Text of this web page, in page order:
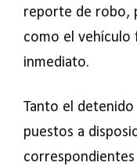
reporte de robo,
como el vehículo
inmediato.
Tanto el
puestos a